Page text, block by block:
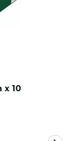
x 10